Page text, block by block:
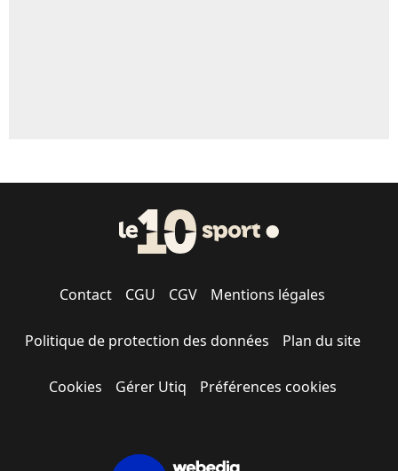
Contact CGU CGV Mentions légales
Politique de protection des données Plan du site
Cookies Gérer Utiq Préférences cookies